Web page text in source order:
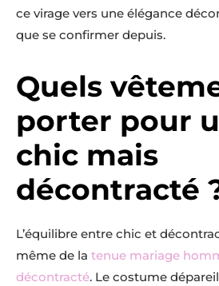
ce virage vers une élégance
que se confirmer depuis.
Quels
porter pour
chic mais
décontracté
L’équilibre entre chic et
même de la tenue mariage
décontracté. Le costume